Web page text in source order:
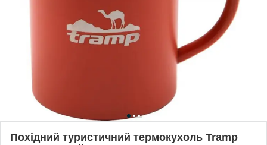
Похідний туристичний термокухоль Tramp